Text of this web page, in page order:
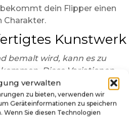
verwalten
zu bieten, verwenden wir
Geräteinformationen zu speichern
Wenn Sie diesen Technologien
dein Flipper einen
Charakter.
Kunstwerk
bemalt wird, kann es zu
Diese Variationen
echten Unikat.
Willy Wonka auf deinen
3D-Shooter-